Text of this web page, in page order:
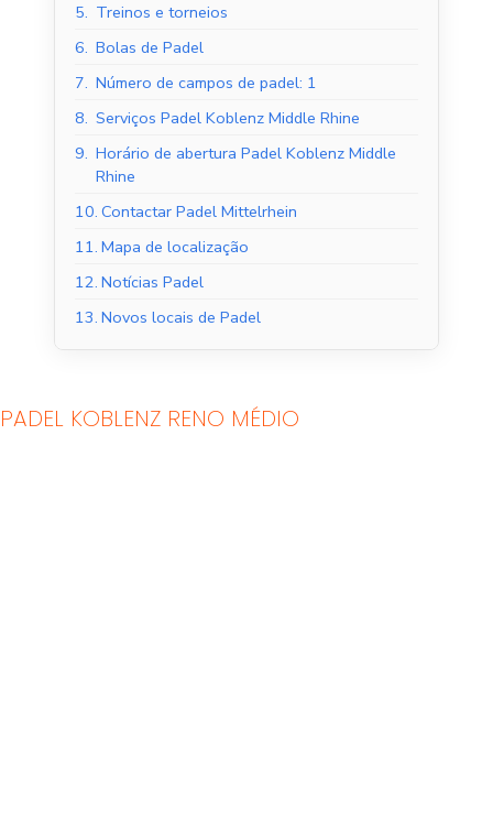
5. Treinos e torneios
6. Bolas de Padel
7. Número de campos de padel: 1
8. Serviços Padel Koblenz Middle Rhine
9. Horário de abertura Padel Koblenz Middle
Rhine
10. Contactar Padel Mittelrhein
11. Mapa de localização
12. Notícias Padel
13. Novos locais de Padel
PADEL KOBLENZ RENO MÉDIO